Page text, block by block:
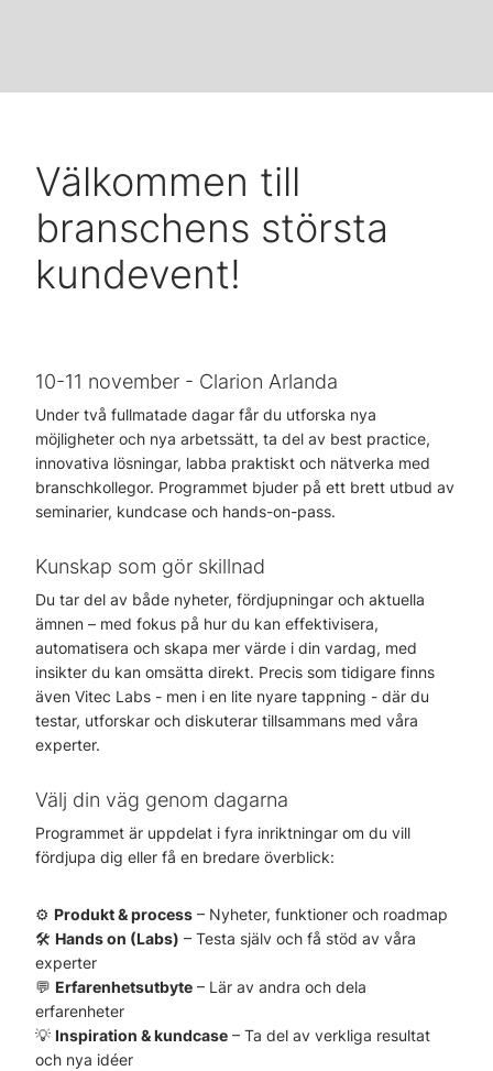
Välkommen till
branschens största
kundevent!
10-11 november - Clarion Arlanda
Under två fullmatade dagar får du utforska nya
möjligheter och nya arbetssätt, ta del av best practice,
innovativa lösningar, labba praktiskt och nätverka med
branschkollegor. Programmet bjuder på ett brett utbud av
seminarier, kundcase och hands-on-pass.
Kunskap som gör skillnad
Du tar del av både nyheter, fördjupningar och aktuella
ämnen – med fokus på hur du kan effektivisera,
automatisera och skapa mer värde i din vardag, med
insikter du kan omsätta direkt. Precis som tidigare finns
även Vitec Labs - men i en lite nyare tappning - där du
testar, utforskar och diskuterar tillsammans med våra
experter.
Välj din väg genom dagarna
Programmet är uppdelat i fyra inriktningar om du vill
fördjupa dig eller få en bredare överblick:
⚙️ Produkt & process – Nyheter, funktioner och roadmap
🛠️ Hands on (Labs) – Testa själv och få stöd av våra
experter
💬 Erfarenhetsutbyte – Lär av andra och dela
erfarenheter
💡 Inspiration & kundcase – Ta del av verkliga resultat
och nya idéer